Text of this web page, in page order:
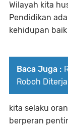
Wilayah kita
Pendidikan
kehidupan
Baca Juga :
Roboh
kita selaku
berperan